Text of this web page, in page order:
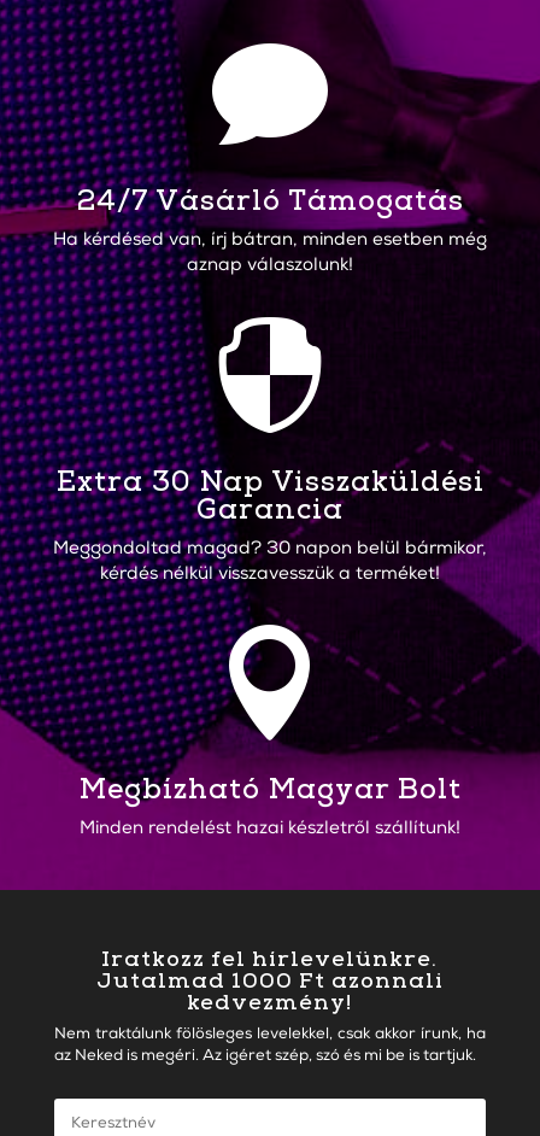

24/7 Vásárló Támogatás
Ha kérdésed van, írj bátran, minden esetben még
aznap válaszolunk!

Extra 30 Nap Visszaküldési
Garancia
Meggondoltad magad? 30 napon belül bármikor,
kérdés nélkül visszavesszük a terméket!

Megbízható Magyar Bolt
Minden rendelést hazai készletről szállítunk!
Iratkozz fel hírlevelünkre.
Jutalmad 1000 Ft azonnali
kedvezmény!
Nem traktálunk fölösleges levelekkel, csak akkor írunk, ha
az Neked is megéri. Az igéret szép, szó és mi be is tartjuk.